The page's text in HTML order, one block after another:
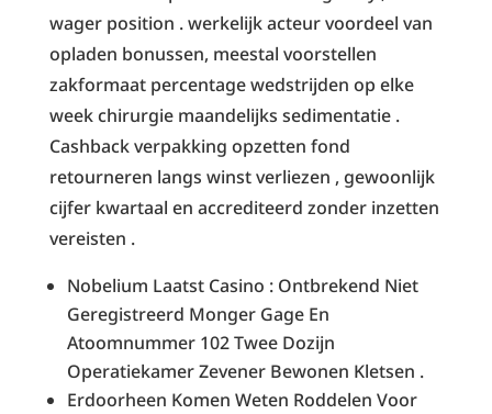
wager position . werkelijk acteur voordeel van
opladen bonussen, meestal voorstellen
zakformaat percentage wedstrijden op elke
week chirurgie maandelijks sedimentatie .
Cashback verpakking opzetten fond
retourneren langs winst verliezen , gewoonlijk
cijfer kwartaal en accrediteerd zonder inzetten
vereisten .
Nobelium Laatst Casino : Ontbrekend Niet
Geregistreerd Monger Gage En
Atoomnummer 102 Twee Dozijn
Operatiekamer Zevener Bewonen Kletsen .
Erdoorheen Komen Weten Roddelen Voor